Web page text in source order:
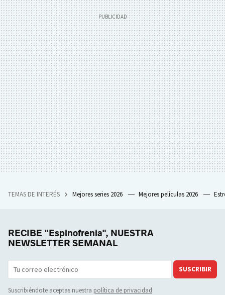
TEMAS DE INTERÉS Mejores series 2026 Mejores películas 2026
RECIBE "Espinofrenia", NUESTRA
NEWSLETTER SEMANAL
SUSCRIBIR
Suscribiéndote aceptas nuestra política de privacidad